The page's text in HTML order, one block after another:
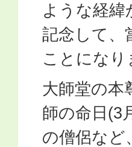
ような経緯
記念して、
ことになり
大師堂の本
師の命日(3
の僧侶など